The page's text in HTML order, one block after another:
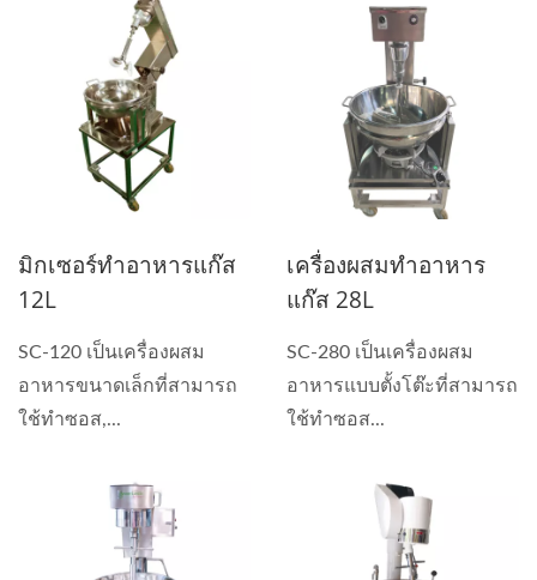
มิกเซอร์ทำอาหารแก๊ส
12L
SC-120 เป็นเครื่องผสม
อาหารขนาดเล็กที่สามารถ
ใช้ทำซอส,...
เครื่องผสมทำอาหาร
แก๊ส 28L
SC-280 เป็นเครื่องผสม
อาหารแบบตั้งโต๊ะที่สามารถ
ใช้ทำซอส...